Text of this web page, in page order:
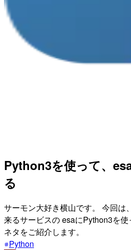
Python3を使って、
る
サーモン大好き横山です。 今回は
来るサービスの esaにPython3を
ネタをご紹介します。
Python